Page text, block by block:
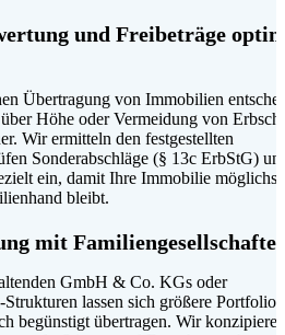
und Freibeträge
Übertragung von Immobilien
Höhe oder Vermeidung von
Wir ermitteln den festgestellten
Sonderabschläge (§ 13c ErbStG)
ein, damit Ihre Immobilie möglichst
bleibt.
mit
GmbH & Co. KGs oder
lassen sich größere Portfolios
begünstigt übertragen. Wir konzipieren